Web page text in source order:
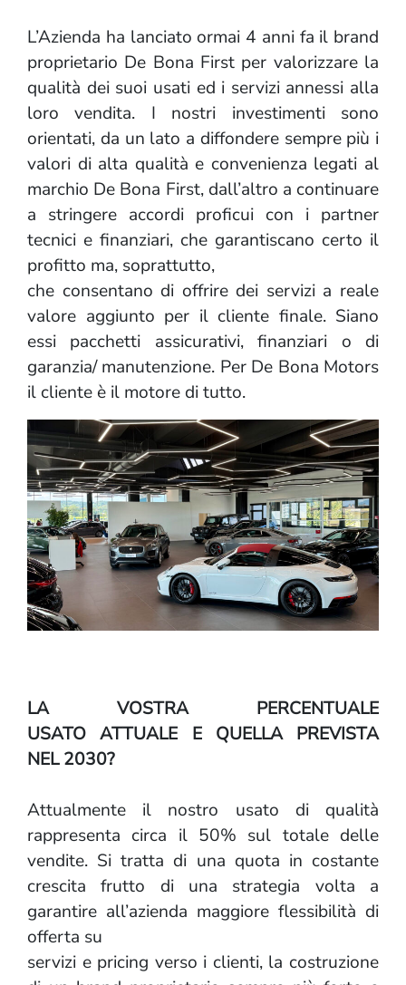
L’Azienda ha lanciato ormai 4 anni fa il brand
proprietario De Bona First per valorizzare la
qualità dei suoi usati ed i servizi annessi alla
loro vendita. I nostri investimenti sono
orientati, da un lato a diffondere sempre più i
valori di alta qualità e convenienza legati al
marchio De Bona First, dall’altro a continuare
a stringere accordi proficui con i partner
tecnici e finanziari, che garantiscano certo il
profitto ma, soprattutto,
che consentano di offrire dei servizi a reale
valore aggiunto per il cliente finale. Siano
essi pacchetti assicurativi, finanziari o di
garanzia/ manutenzione. Per De Bona Motors
il cliente è il motore di tutto.
LA VOSTRA PERCENTUALE
USATO ATTUALE E QUELLA PREVISTA
NEL 2030?
Attualmente il nostro usato di qualità
rappresenta circa il 50% sul totale delle
vendite. Si tratta di una quota in costante
crescita frutto di una strategia volta a
garantire all’azienda maggiore flessibilità di
offerta su
servizi e pricing verso i clienti, la costruzione